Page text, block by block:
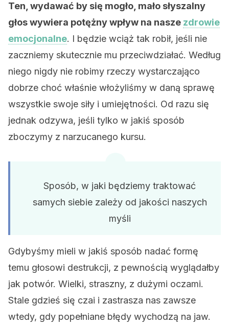
Ten, wydawać by się mogło, mało słyszalny
głos wywiera potężny wpływ na nasze zdrowie
emocjonalne. I będzie wciąż tak robił, jeśli nie
zaczniemy skutecznie mu przeciwdziałać. Według
niego nigdy nie robimy rzeczy wystarczająco
dobrze choć właśnie włożyliśmy w daną sprawę
wszystkie swoje siły i umiejętności. Od razu się
jednak odzywa, jeśli tylko w jakiś sposób
zboczymy z narzucanego kursu.
Sposób, w jaki będziemy traktować
samych siebie zależy od jakości naszych
myśli
Gdybyśmy mieli w jakiś sposób nadać formę
temu głosowi destrukcji, z pewnością wyglądałby
jak potwór. Wielki, straszny, z dużymi oczami.
Stale gdzieś się czai i zastrasza nas zawsze
wtedy, gdy popełniane błędy wychodzą na jaw.